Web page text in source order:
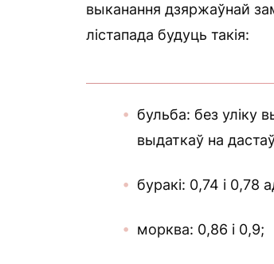
выканання дзяржаўнай
лістапада будуць такія:
бульба: без уліку
выдаткаў на
буракі: 0,74 і 0,78
морква: 0,86 і 0,9;